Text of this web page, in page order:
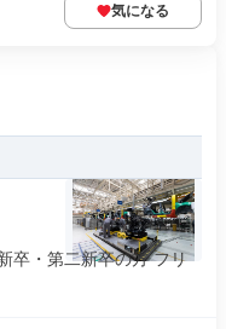
気になる
卒・第二新卒の方 フリ